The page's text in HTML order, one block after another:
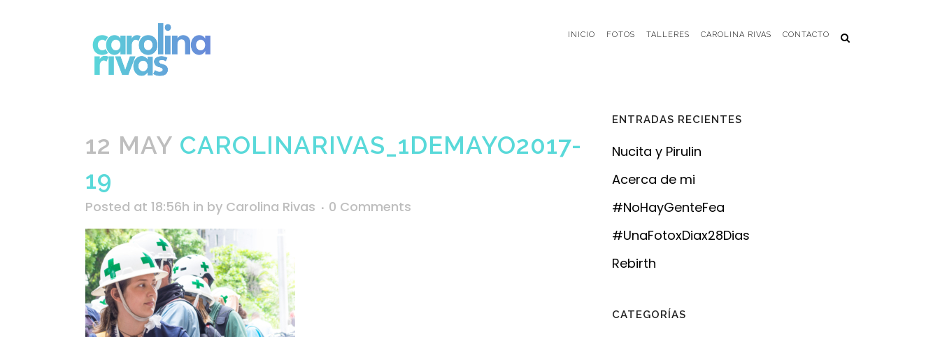
INICIO FOTOS TALLERES CAROLINA RIVAS CONTACTO
12 MAY CAROLINARIVAS_1DEMAYO2017-
19
Posted at 18:56h in by Carolina Rivas 0 Comments
ENTRADAS RECIENTES
Nucita y Pirulin
Acerca de mi
#NoHayGenteFea
#UnaFotoxDiax28Dias
Rebirth
CATEGORÍAS